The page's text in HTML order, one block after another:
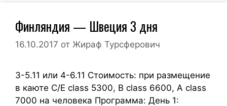
Финляндия — Швеция 3 дня
16.10.2017 от Жираф Турсферович
3-5.11 или 4-6.11 Стоимость: при размещение
в каюте C/E class 5300, B class 6600, A class
7000 на человека Программа: День 1: